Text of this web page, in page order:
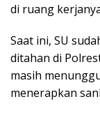
di ruang
Saat ini, SU
ditahan di
masih
menerapkan